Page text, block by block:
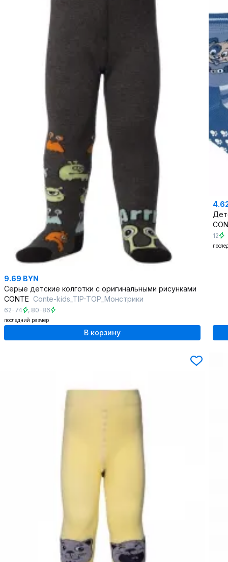
9.69 BYN
Серые детские колготки с оригинальными рисунками
CONTE Conte-kids_TIP-TOP_Монстрики
62-74 , 80-86
последний размер
В корзину
12